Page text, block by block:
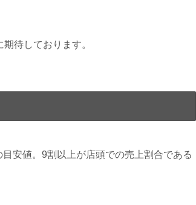
待しております。
安値。9割以上が店頭での売上割合である